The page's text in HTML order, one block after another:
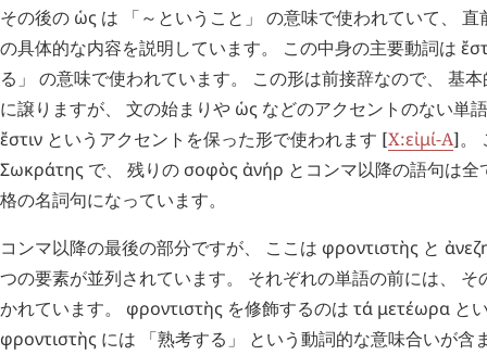
その後の ὡς は 「～ということ」 の意味で使われていて、
の具体的な内容を説明しています。 この中身の主要動詞は
る」 の意味で使われています。 この形は前接辞なので、 基
に譲りますが、 文の始まりや ὡς などのアクセントのない単
ἔστιν というアクセントを保った形で使われます [X:εἰμί-Α]。
Σωκράτης で、 残りの σοφὸς ἀνήρ とコンマ以降の語句は
格の名詞句になっています。
コンマ以降の最後の部分ですが、 ここは φροντιστὴς と
つの要素が並列されています。 それぞれの単語の前には、
かれています。 φροντιστὴς を修飾するのは τά μετέωρα と
φροντιστὴς には 「熟考する」 という動詞的な意味合いが含